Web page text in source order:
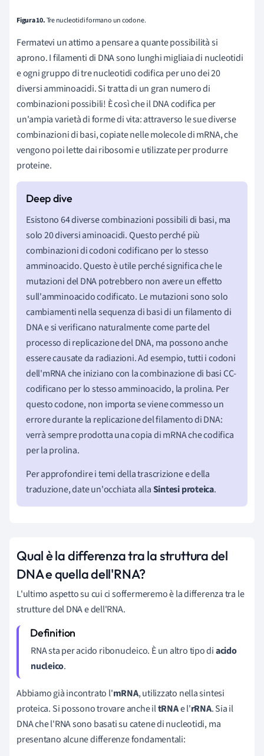
Figura 10.Tre nucleotidi formano un codone.
Fermatevi un attimo a pensare a quante possibilità si
aprono. I filamenti di DNA sono lunghi migliaia di nucleotidi
e ogni gruppo di tre nucleotidi codifica per uno dei 20
diversi amminoacidi. Si tratta di un gran numero di
combinazioni possibili! È così che il DNA codifica per
un'ampia varietà di forme di vita: attraverso le sue diverse
combinazioni di basi, copiate nelle molecole di mRNA, che
vengono poi lette dai ribosomi e utilizzate per produrre
proteine.
Esistono 64 diverse combinazioni possibili di basi, ma
solo 20 diversi aminoacidi. Questo perché più
combinazioni di codoni codificano per lo stesso
amminoacido. Questo è utile perché significa che le
mutazioni del DNA potrebbero non avere un effetto
sull'amminoacido codificato. Le mutazioni sono solo
cambiamenti nella sequenza di basi di un filamento di
DNA e si verificano naturalmente come parte del
processo di replicazione del DNA, ma possono anche
essere causate da radiazioni. Ad esempio, tutti i codoni
dell'mRNA che iniziano con la combinazione di basi CC-
codificano per lo stesso amminoacido, la prolina. Per
questo codone, non importa se viene commesso un
errore durante la replicazione del filamento di DNA:
verrà sempre prodotta una copia di mRNA che codifica
per la prolina.
Per approfondire i temi della trascrizione e della
traduzione, date un'occhiata allaSintesi proteica.
Qual è la differenza tra la struttura del
DNA e quella dell'RNA?
L'ultimo aspetto su cui ci soffermeremo è la differenza tra le
strutture del DNA e dell'RNA.
RNA sta per acido ribonucleico. È un altro tipo diacido
nucleico.
Abbiamo già incontrato l'mRNA, utilizzato nella sintesi
proteica. Si possono trovare anche iltRNAe l'rRNA. Sia il
DNA che l'RNA sono basati su catene di nucleotidi, ma
presentano alcune differenze fondamentali: